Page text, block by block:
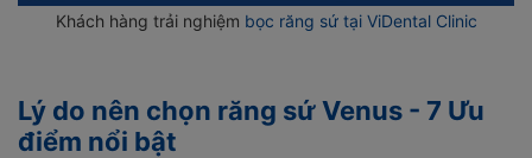
Khách hàng trải nghiệm bọc răng sứ tại ViDental Clinic
Lý do nên chọn răng sứ Venus - 7 Ưu
điểm nổi bật